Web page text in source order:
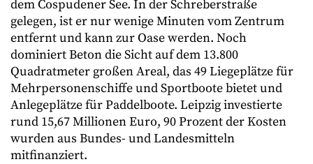
dem Cospudener See. In der Schreberstraße
gelegen, ist er nur wenige Minuten vom Zentrum
entfernt und kann zur Oase werden. Noch
dominiert Beton die Sicht auf dem 13.800
Quadratmeter großen Areal, das 49 Liegeplätze für
Mehrpersonenschiffe und Sportboote bietet und
Anlegeplätze für Paddelboote. Leipzig investierte
rund 15,67 Millionen Euro, 90 Prozent der Kosten
wurden aus Bundes- und Landesmitteln
mitfinanziert.